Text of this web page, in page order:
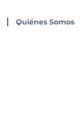
Quiénes Somos